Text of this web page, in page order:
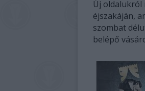
Új
éjszakáján,
szombat
belépő